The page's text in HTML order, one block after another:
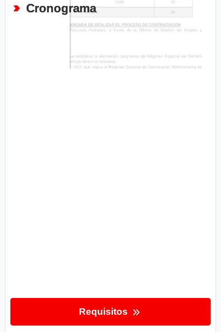
Cronograma
Requisitos